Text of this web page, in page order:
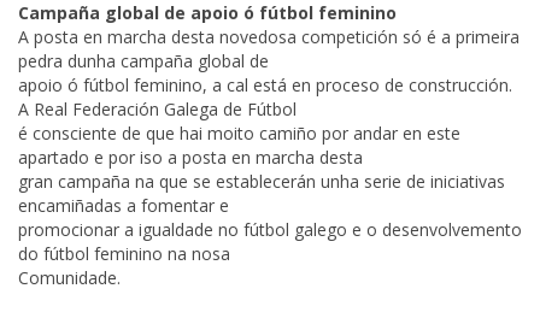
Campaña global de apoio ó fútbol feminino
A posta en marcha desta novedosa competición só é a primeira
pedra dunha campaña global de
apoio ó fútbol feminino, a cal está en proceso de construcción.
A Real Federación Galega de Fútbol
é consciente de que hai moito camiño por andar en este
apartado e por iso a posta en marcha desta
gran campaña na que se establecerán unha serie de iniciativas
encamiñadas a fomentar e
promocionar a igualdade no fútbol galego e o desenvolvemento
do fútbol feminino na nosa
Comunidade.